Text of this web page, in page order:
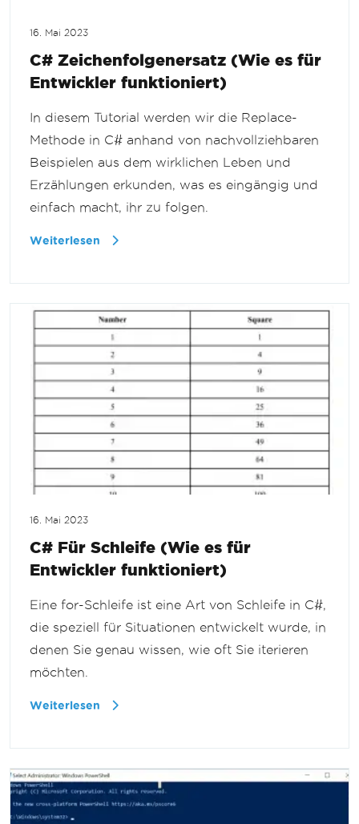
16. Mai 2023
C# Zeichenfolgenersatz (Wie es für
Entwickler funktioniert)
In diesem Tutorial werden wir die Replace-
Methode in C# anhand von nachvollziehbaren
Beispielen aus dem wirklichen Leben und
Erzählungen erkunden, was es eingängig und
einfach macht, ihr zu folgen.
Weiterlesen
16. Mai 2023
C# Für Schleife (Wie es für
Entwickler funktioniert)
Eine for-Schleife ist eine Art von Schleife in C#,
die speziell für Situationen entwickelt wurde, in
denen Sie genau wissen, wie oft Sie iterieren
möchten.
Weiterlesen